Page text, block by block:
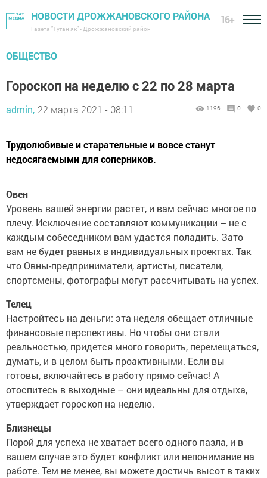
НОВОСТИ ДРОЖЖАНОВСКОГО РАЙОНА
Газета "Туган як" - Дрожжановский район
16+
ОБЩЕСТВО
Гороскоп на неделю с 22 по 28 марта
admin, 22 марта 2021 - 08:11 1196 0 0
Трудолюбивые и старательные и вовсе станут
недосягаемыми для соперников.
Овен
Уровень вашей энергии растет, и вам сейчас многое по
плечу. Исключение составляют коммуникации – не с
каждым собеседником вам удастся поладить. Зато
вам не будет равных в индивидуальных проектах. Так
что Овны-предприниматели, артисты, писатели,
спортсмены, фотографы могут рассчитывать на успех.
Телец
Настройтесь на деньги: эта неделя обещает отличные
финансовые перспективы. Но чтобы они стали
реальностью, придется много говорить, перемещаться,
думать, и в целом быть проактивными. Если вы
готовы, включайтесь в работу прямо сейчас! А
отоспитесь в выходные – они идеальны для отдыха,
утверждает гороскоп на неделю.
Близнецы
Порой для успеха не хватает всего одного пазла, и в
вашем случае это будет конфликт или непонимание на
работе. Тем не менее, вы можете достичь высот в таких